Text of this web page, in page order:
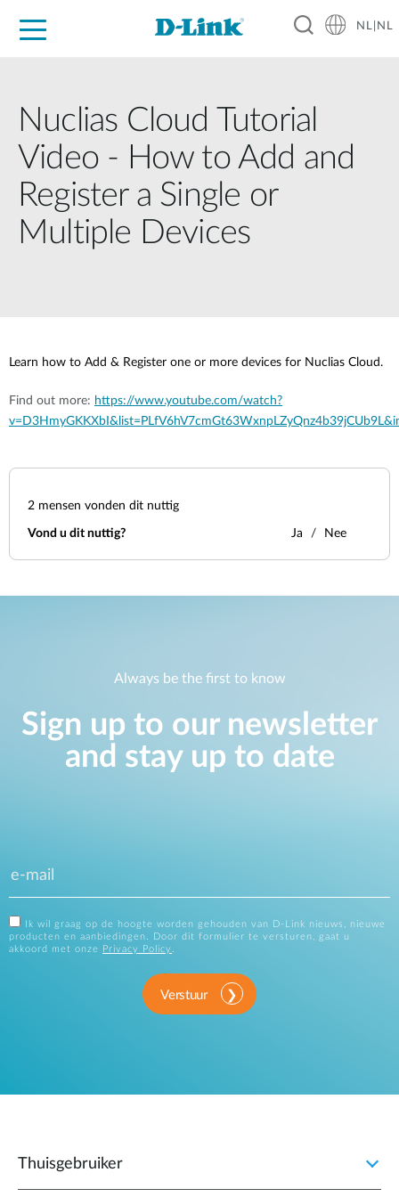
NL|NL
Nuclias Cloud Tutorial
Video - How to Add and
Register a Single or
Multiple Devices
Learn how to Add & Register one or more devices for Nuclias Cloud.
Find out more: https://www.youtube.com/watch?
2 mensen vonden dit nuttig
Vond u dit nuttig? Ja Nee
Always be the first to know
Sign up to our newsletter
and stay up to date
Ik wil graag op de hoogte worden gehouden van D-Link nieuws, nieuwe
producten en aanbiedingen. Door dit formulier te versturen, gaat u
akkoord met onze
Privacy Policy .
Verstuur
Thuisgebruiker